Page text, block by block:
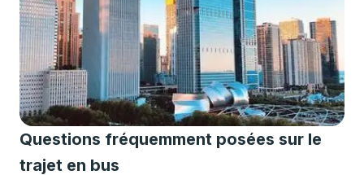
Questions fréquemment posées sur le
trajet en bus